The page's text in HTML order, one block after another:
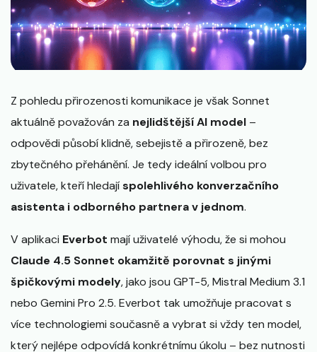
Z pohledu přirozenosti komunikace je však Sonnet
aktuálně považován za nejlidštější AI model –
odpovědi působí klidně, sebejistě a přirozeně, bez
zbytečného přehánění. Je tedy ideální volbou pro
uživatele, kteří hledajíspolehlivého konverzačního
asistenta i odborného partnera v jednom.
V aplikaci Everbot mají uživatelé výhodu, že si mohou
Claude 4.5 Sonnet okamžitě porovnat s jinými
špičkovými modely, jako jsou GPT-5, Mistral Medium 3.1
nebo Gemini Pro 2.5. Everbot tak umožňuje pracovat s
více technologiemi současně a vybrat si vždy ten model,
který nejlépe odpovídá konkrétnímu úkolu – bez nutnosti